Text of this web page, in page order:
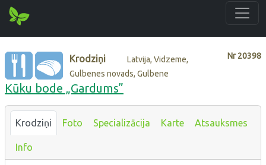
Nr20398
Krodziņi
Latvija, Vidzeme,
Gulbenes novads, Gulbene
Kūku bode „Gardums”
Krodziņi Foto Specializācija Karte Atsauksmes
Info